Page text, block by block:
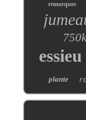
remorques
essieu
plante